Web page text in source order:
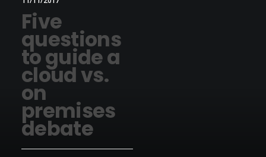
Five
questions
to guide a
cloud vs.
on
premises
debate